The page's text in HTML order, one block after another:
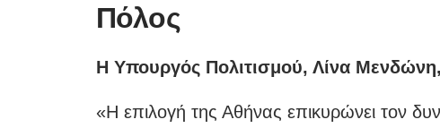
Πόλος
Η Υπουργός Πολιτισμού, Λίνα
«Η επιλογή της Αθήνας επικυρώνει τον